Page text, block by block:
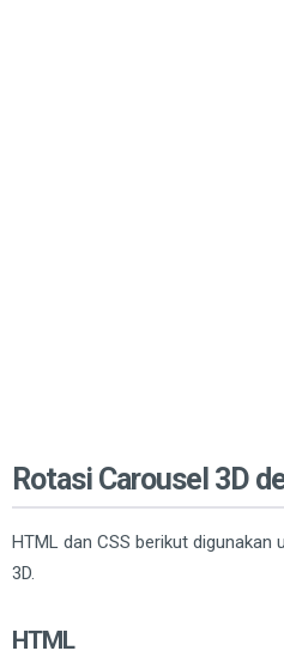
Rotasi Carousel 3D
HTML dan CSS berikut
3D.
HTML